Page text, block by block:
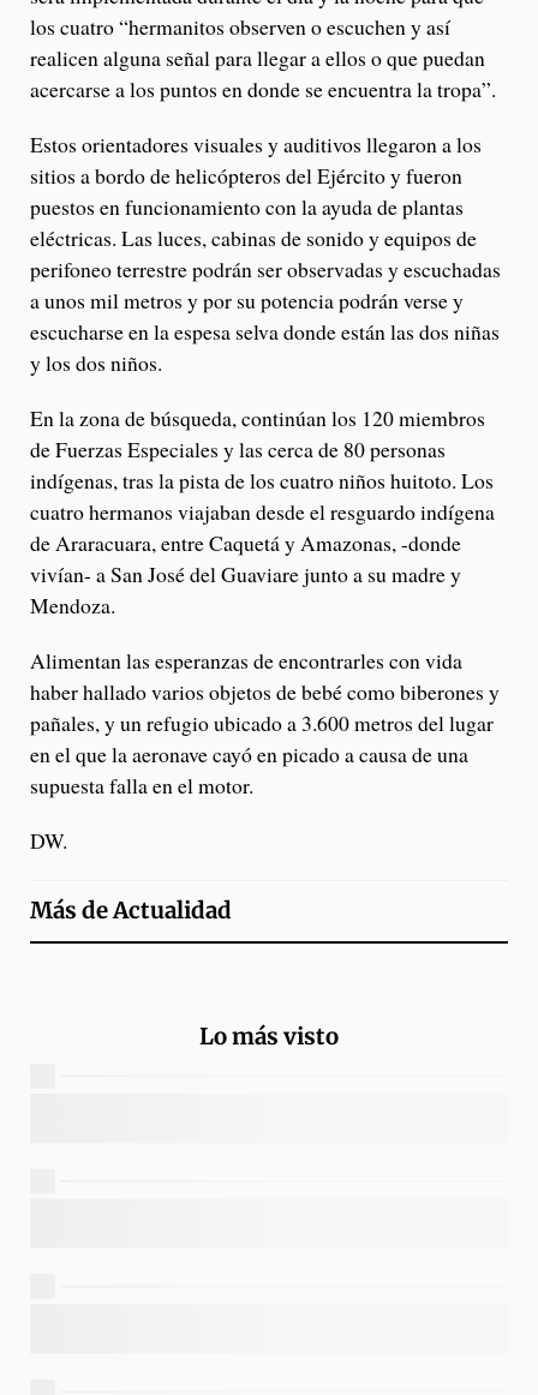
los cuatro “hermanitos observen o escuchen y así
realicen alguna señal para llegar a ellos o que puedan
acercarse a los puntos en donde se encuentra la tropa”.
Estos orientadores visuales y auditivos llegaron a los
sitios a bordo de helicópteros del Ejército y fueron
puestos en funcionamiento con la ayuda de plantas
eléctricas. Las luces, cabinas de sonido y equipos de
perifoneo terrestre podrán ser observadas y escuchadas
a unos mil metros y por su potencia podrán verse y
escucharse en la espesa selva donde están las dos niñas
y los dos niños.
En la zona de búsqueda, continúan los 120 miembros
de Fuerzas Especiales y las cerca de 80 personas
indígenas, tras la pista de los cuatro niños huitoto. Los
cuatro hermanos viajaban desde el resguardo indígena
de Araracuara, entre Caquetá y Amazonas, -donde
vivían- a San José del Guaviare junto a su madre y
Mendoza.
Alimentan las esperanzas de encontrarles con vida
haber hallado varios objetos de bebé como biberones y
pañales, y un refugio ubicado a 3.600 metros del lugar
en el que la aeronave cayó en picado a causa de una
supuesta falla en el motor.
DW.
Más deActualidad
Lo más visto